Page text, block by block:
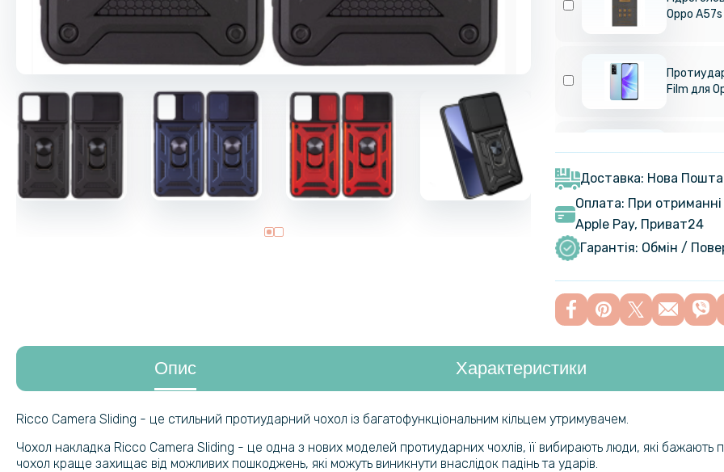
Oppo
Film для
Tempered
Black
Film для
A57s на
Доставка: Нова
Оплата: При
Apple Pay, Приват24
Гарантія: Обмін /
Опис Характеристики
Ricco Camera Sliding - це стильний протиударний чохол із багатофункціональним кільцем утримувачем.
Чохол накладка Ricco Camera Sliding - це одна з нових моделей протиударних чохлів, її вибирають люди, які бажають
чохол краще захищає від можливих пошкоджень, які можуть виникнути внаслідок падінь та ударів.